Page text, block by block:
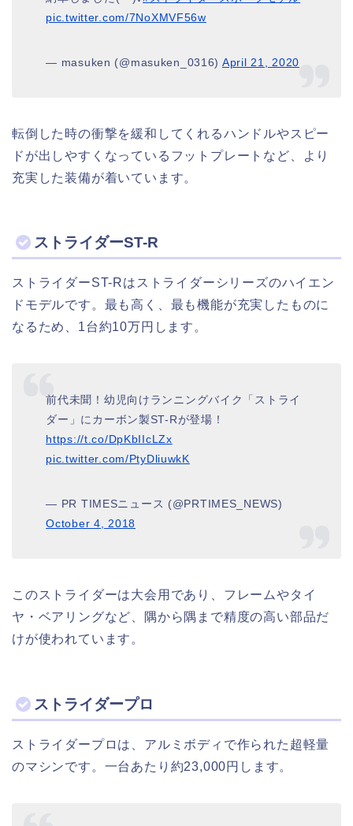
pic.twitter.com/7NoXMVF56w
— masuken (@masuken_0316) April 21, 2020
転倒した時の衝撃を緩和してくれるハンドルやスピー
ドが出しやすくなっているフットプレートなど、より
充実した装備が着いています。
ストライダーST-R
ストライダーST-Rはストライダーシリーズのハイエン
ドモデルです。最も高く、最も機能が充実したものに
なるため、1台約10万円します。
前代未聞！幼児向けランニングバイク「ストライ
ダー」にカーボン製ST-Rが登場！
https://t.co/DpKbIIcLZx
pic.twitter.com/PtyDliuwkK
— PR TIMESニュース (@PRTIMES_NEWS)
October 4, 2018
このストライダーは大会用であり、フレームやタイ
ヤ・ベアリングなど、隅から隅まで精度の高い部品だ
けが使われています。
ストライダープロ
ストライダープロは、アルミボディで作られた超軽量
のマシンです。一台あたり約23,000円します。